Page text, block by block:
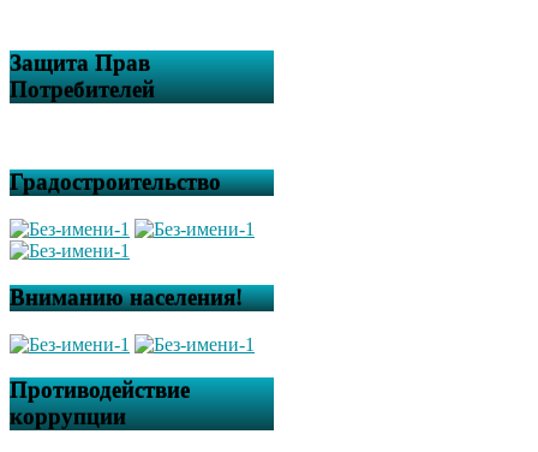
Защита Прав
Потребителей
Градостроительство
Вниманию населения!
Противодействие
коррупции